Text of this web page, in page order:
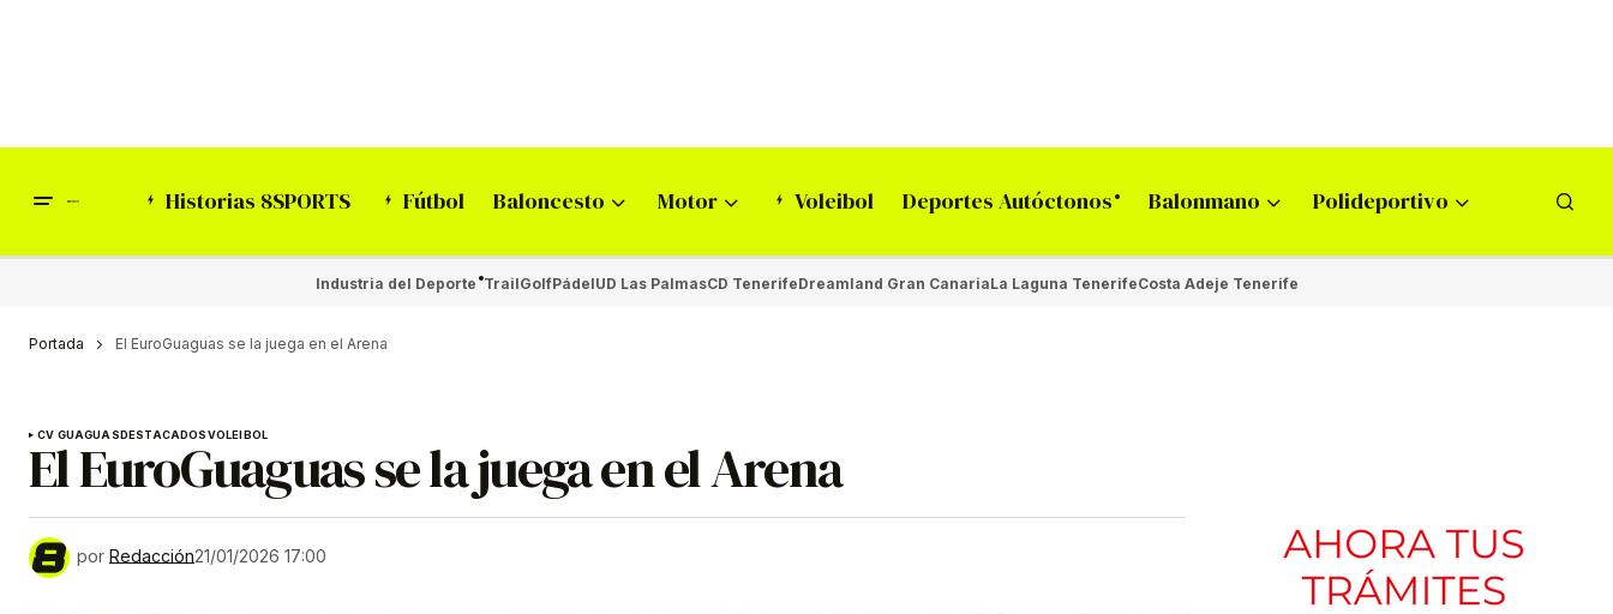
Historias 8SPORTS Fútbol Baloncesto Motor Voleibol Deportes Autóctonos Balonmano Polideportivo
Industria del Deporte TrailGolfPádelUD Las PalmasCD TenerifeDreamland Gran CanariaLa Laguna TenerifeCosta Adeje Tenerife
Portada El EuroGuaguas se la juega en el Arena
CV GUAGUASDESTACADOSVOLEIBOL
El EuroGuaguas se la juega en el Arena
por Redacción21/01/2026 17:00